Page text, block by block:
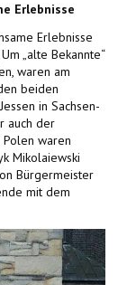
Erlebnisse
Erlebnisse
„alte Bekannte“
waren am
beiden
in Sachsen-
auch der
Polen waren
Mikolaiewski
Bürgermeister
mit dem